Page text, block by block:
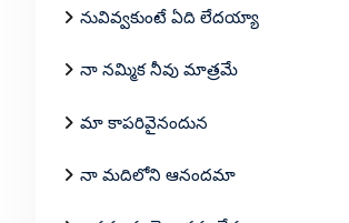
నువివ్వకుంటే ఏది లేదయ్యా
నా నమ్మిక నీవు మాత్రమే
మా కాపరివైనందున
నా మదిలోని ఆనందమా